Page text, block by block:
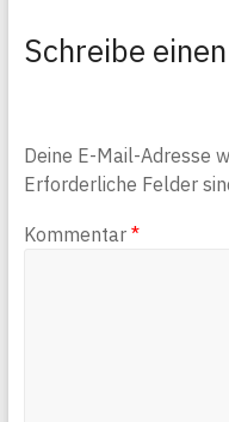
Schreibe
Deine E-Mail-Adresse
Erforderliche Felder
Kommentar *